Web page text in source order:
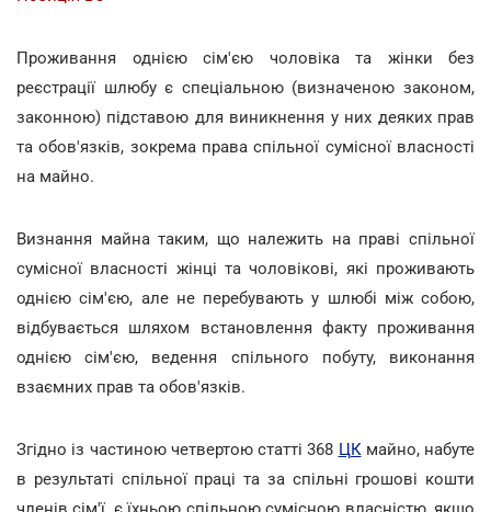
Проживання однією сім'єю чоловіка та жінки без
реєстрації шлюбу є спеціальною (визначеною законом,
законною) підставою для виникнення у них деяких прав
та обов'язків, зокрема права спільної сумісної власності
на майно.
Визнання майна таким, що належить на праві спільної
сумісної власності жінці та чоловікові, які проживають
однією сім'єю, але не перебувають у шлюбі між собою,
відбувається шляхом встановлення факту проживання
однією сім'єю, ведення спільного побуту, виконання
взаємних прав та обов'язків.
Згідно із частиною четвертою статті 368 ЦКмайно, набуте
в результаті спільної праці та за спільні грошові кошти